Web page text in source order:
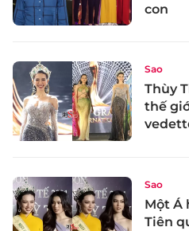
con
Sao
Thùy
thế
Sao
Một Á
Tiên